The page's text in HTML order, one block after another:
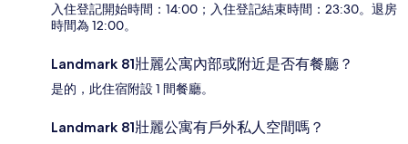
入住登記開始時間：14:00；入住登記結束時間：23:30。退房
時間為 12:00。
Landmark 81壯麗公寓內部或附近是否有餐廳？
是的，此住宿附設 1 間餐廳。
Landmark 81壯麗公寓有戶外私人空間嗎？